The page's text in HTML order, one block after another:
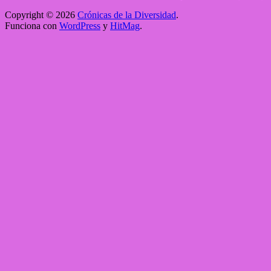
Copyright © 2026 Crónicas de la Diversidad.
Funciona con WordPress y HitMag.